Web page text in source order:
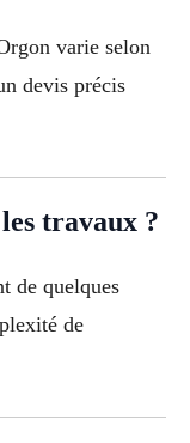
varie selon
devis précis
travaux ?
de quelques
de